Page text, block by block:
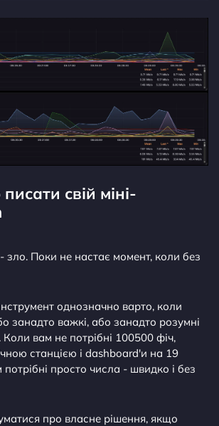
свій міні-
зло. Поки не настає момент, коли без
однозначно варто, коли
занадто важкі, або занадто розумні
Коли вам не потрібні 100500 фіч,
станцією і dashboard'и на 19
потрібні просто числа - швидко і без
про власне рішення, якщо